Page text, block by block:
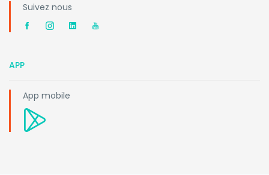
Suivez nous
APP
App mobile